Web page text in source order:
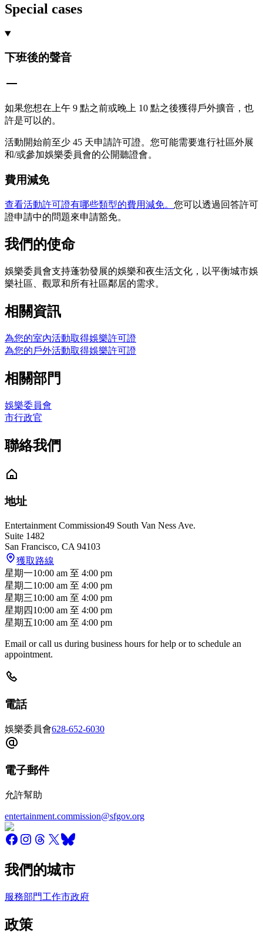
Special cases
下班後的聲音
如果您想在上午 9 點之前或晚上 10 點之後獲得戶外擴音，也
許是可以的。
活動開始前至少 45 天申請許可證。您可能需要進行社區外展
和/或參加娛樂委員會的公開聽證會。
費用減免
查看活動許可證有哪些類型的費用減免。 您可以透過回答許可
證申請中的問題來申請豁免。
我們的使命
娛樂委員會支持蓬勃發展的娛樂和夜生活文化，以平衡城市娛
樂社區、觀眾和所有社區鄰居的需求。
相關資訊
為您的室內活動取得娛樂許可證
為您的戶外活動取得娛樂許可證
相關部門
娛樂委員會
市行政官
聯絡我們
地址
Entertainment Commission49 South Van Ness Ave.
Suite 1482
San Francisco, CA 94103
獲取路線
星期一10:00 am 至 4:00 pm
星期二10:00 am 至 4:00 pm
星期三10:00 am 至 4:00 pm
星期四10:00 am 至 4:00 pm
星期五10:00 am 至 4:00 pm
Email or call us during business hours for help or to schedule an
appointment.
電話
娛樂委員會628-652-6030
電子郵件
允許幫助
entertainment.commission@sfgov.org
我們的城市
服務部門工作市政府
政策